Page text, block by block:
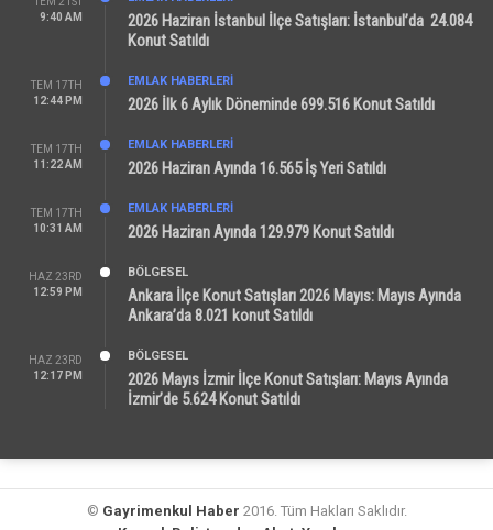
9:40 AM
2026 Haziran İstanbul İlçe Satışları: İstanbul’da 24.084
Konut Satıldı
TEM 17TH
12:44 PM
EMLAK HABERLERI
2026 İlk 6 Aylık Döneminde 699.516 Konut Satıldı
TEM 17TH
11:22 AM
EMLAK HABERLERI
2026 Haziran Ayında 16.565 İş Yeri Satıldı
TEM 17TH
10:31 AM
EMLAK HABERLERI
2026 Haziran Ayında 129.979 Konut Satıldı
HAZ 23RD
12:59 PM
BÖLGESEL
Ankara İlçe Konut Satışları 2026 Mayıs: Mayıs Ayında
Ankara’da 8.021 konut Satıldı
HAZ 23RD
12:17 PM
BÖLGESEL
2026 Mayıs İzmir İlçe Konut Satışları: Mayıs Ayında
İzmir’de 5.624 Konut Satıldı
© Gayrimenkul Haber 2016. Tüm Hakları Saklıdır.